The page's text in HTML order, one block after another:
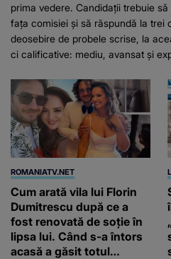
prima vedere. Candidații trebuie
fața comisiei și să răspundă la trei
deosebire de probele scrise, la
ci calificative: mediu, avansat și
ROMANIATV.NET
Cum arată vila lui Florin
Dumitrescu după ce a
fost renovată de soție în
lipsa lui. Când s-a întors
acasă a găsit totul